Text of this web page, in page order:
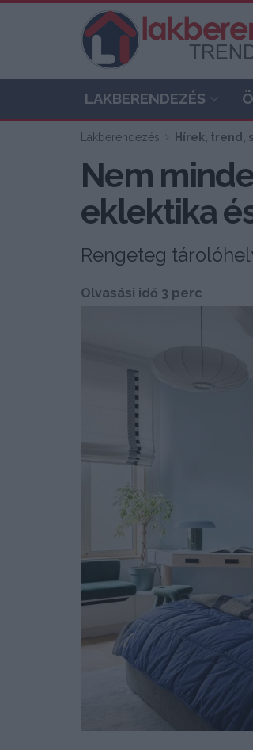
LAKBERENDEZÉS
Lakberendezés Hírek, trend,
Nem
eklektika
Rengeteg
Olvasási idő 3 perc